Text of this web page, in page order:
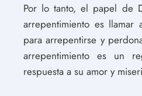
Por lo tanto, el papel de
arrepentimiento es llamar
para arrepentirse y
arrepentimiento es un
respuesta a su amor y